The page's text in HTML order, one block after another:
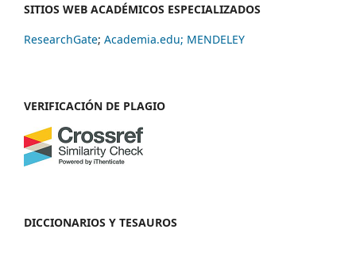
SITIOS WEB ACADÉMICOS ESPECIALIZADOS
ResearchGate; Academia.edu; MENDELEY
VERIFICACIÓN DE PLAGIO
DICCIONARIOS Y TESAUROS